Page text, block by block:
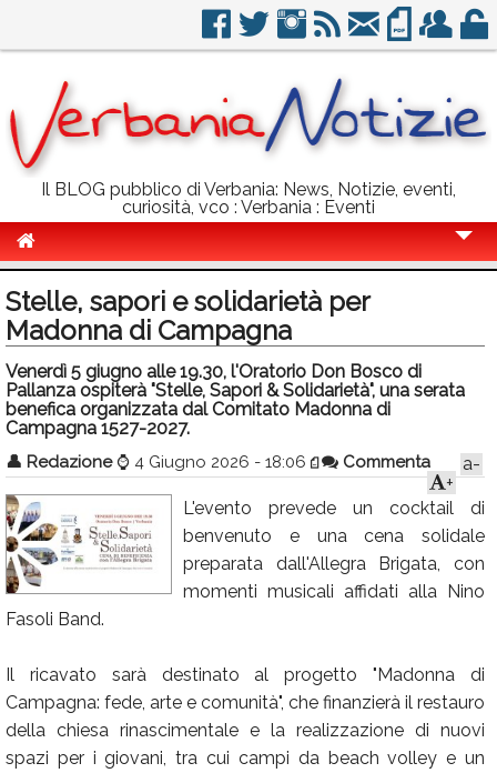
Il BLOG pubblico di Verbania: News, Notizie, eventi,
curiosità, vco : Verbania : Eventi
Politica
Sport
Eventi
Calendario
Annunci
Stelle, sapori e solidarietà per
Madonna di Campagna
Venerdì 5 giugno alle 19.30, l'Oratorio Don Bosco di
Pallanza ospiterà "Stelle, Sapori & Solidarietà", una serata
benefica organizzata dal Comitato Madonna di
Campagna 1527-2027.
👤 Redazione ⌚ 4 Giugno 2026 - 18:06 Commenta
a-
+
L'evento prevede un cocktail di
benvenuto e una cena solidale
preparata dall'Allegra Brigata, con
momenti musicali affidati alla Nino
Fasoli Band.
Il ricavato sarà destinato al progetto "Madonna di
Campagna: fede, arte e comunità", che finanzierà il restauro
della chiesa rinascimentale e la realizzazione di nuovi
spazi per i giovani, tra cui campi da beach volley e un